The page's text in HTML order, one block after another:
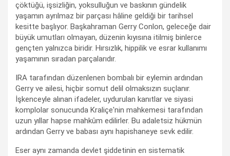
çöktüğü, işsizliğin, yoksulluğun ve baskının gündelik
yaşamın ayrılmaz bir parçası hâline geldiği bir tarihsel
kesitte başlıyor. Başkahraman Gerry Conlon, geleceğe dair
büyük umutları olmayan, düzenin kıyısına itilmiş binlerce
gençten yalnızca biridir. Hırsızlık, hippilik ve esrar kullanımı
yaşamının sıradan parçalarıdır.
IRA tarafından düzenlenen bombalı bir eylemin ardından
Gerry ve ailesi, hiçbir somut delil olmaksızın suçlanır.
İşkenceyle alınan ifadeler, uydurulan kanıtlar ve siyasi
komplolar sonucunda Kraliçe'nin mahkemesi tarafından
uzun yıllar hapse mahkûm edilirler. Bu adaletsiz hükmün
ardından Gerry ve babası aynı hapishaneye sevk edilir.
Eser aynı zamanda devlet şiddetinin en sistematik